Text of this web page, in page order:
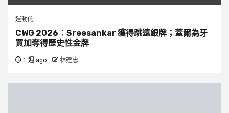
運動的
CWG 2026：Sreesankar 獲得跳遠銀牌；蓋爾為牙
買加奪得歷史性金牌
1 週 ago 林建忠